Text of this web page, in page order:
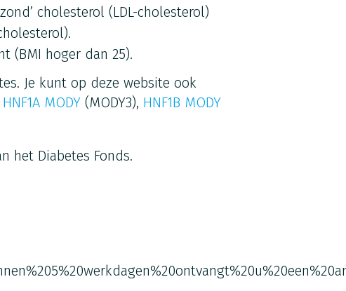
cholesterol (LDL-cholesterol)
(BMI hoger dan 25).
Je kunt op deze website ook
HNF1A MODY (MODY3), HNF1B MODY
het Diabetes Fonds.